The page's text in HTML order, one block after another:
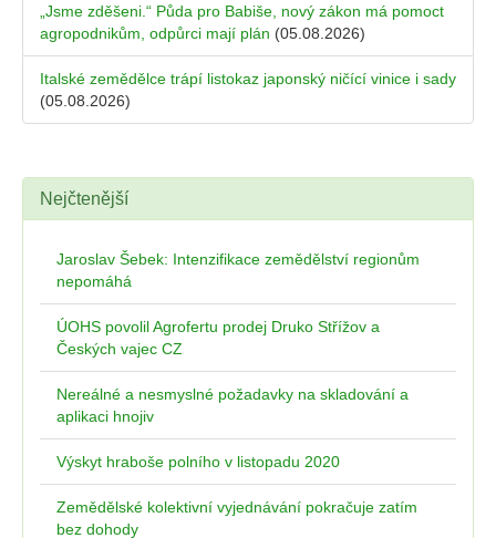
„Jsme zděšeni.“ Půda pro Babiše, nový zákon má pomoct
agropodnikům, odpůrci mají plán (05.08.2026)
Italské zemědělce trápí listokaz japonský ničící vinice i sady
(05.08.2026)
Nejčtenější
Jaroslav Šebek: Intenzifikace zemědělství regionům
nepomáhá
ÚOHS povolil Agrofertu prodej Druko Střížov a
Českých vajec CZ
Nereálné a nesmyslné požadavky na skladování a
aplikaci hnojiv
Výskyt hraboše polního v listopadu 2020
Zemědělské kolektivní vyjednávání pokračuje zatím
bez dohody